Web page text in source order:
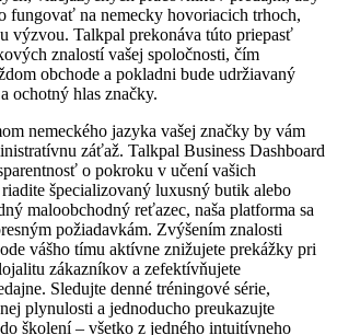
fungovať na nemecky hovoriacich trhoch,
výzvou. Talkpal prekonáva túto priepasť
znalostí vašej spoločnosti, čím
obchode a pokladni bude udržiavaný
ochotný hlas značky.
nemeckého jazyka vašej značky by vám
záťaž. Talkpal Business Dashboard
o pokroku v učení vašich
špecializovaný luxusný butik alebo
maloobchodný reťazec, naša platforma sa
požiadavkám. Zvýšením znalosti
vášho tímu aktívne znižujete prekážky pri
zákazníkov a zefektívňujete
Sledujte denné tréningové série,
plynulosti a jednoducho preukazujte
školení – všetko z jedného intuitívneho